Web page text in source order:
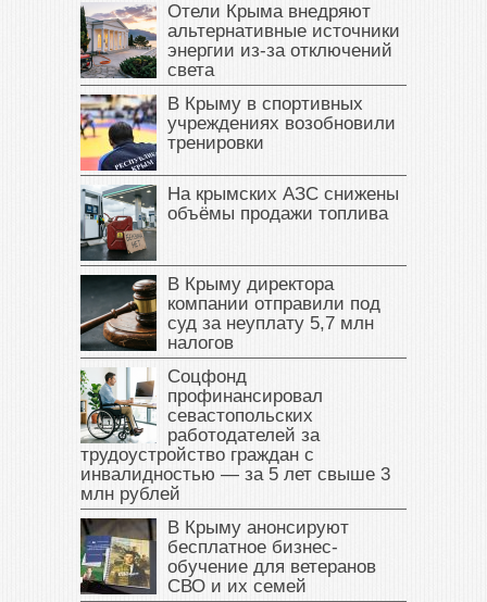
Отели Крыма внедряют
альтернативные источники
энергии из-за отключений
света
В Крыму в спортивных
учреждениях возобновили
тренировки
На крымских АЗС снижены
объёмы продажи топлива
В Крыму директора
компании отправили под
суд за неуплату 5,7 млн
налогов
Соцфонд
профинансировал
севастопольских
работодателей за
трудоустройство граждан с
инвалидностью — за 5 лет свыше 3
млн рублей
В Крыму анонсируют
бесплатное бизнес-
обучение для ветеранов
СВО и их семей